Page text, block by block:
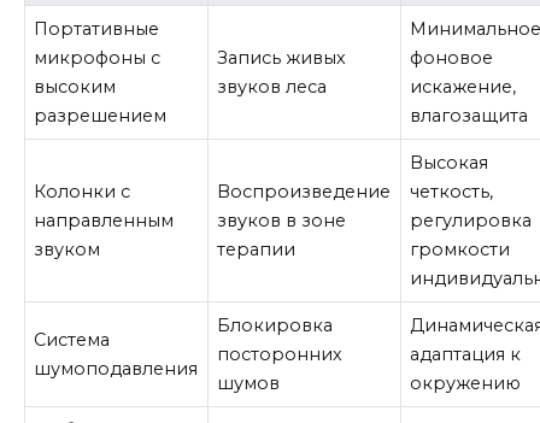
Портативные
микрофоны с
высоким
разрешением
Запись живых
звуков леса
фоновое
искажение,
влагозащита
Колонки с
направленным
звуком
Воспроизведение
звуков в зоне
терапии
Высокая
четкость,
регулировка
громкости
Система
шумоподавления
Блокировка
посторонних
шумов
адаптация к
окружению